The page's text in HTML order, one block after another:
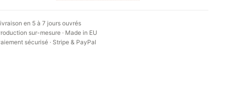
en 5 à 7 jours ouvrés
sur-mesure · Made in EU
sécurisé · Stripe & PayPal